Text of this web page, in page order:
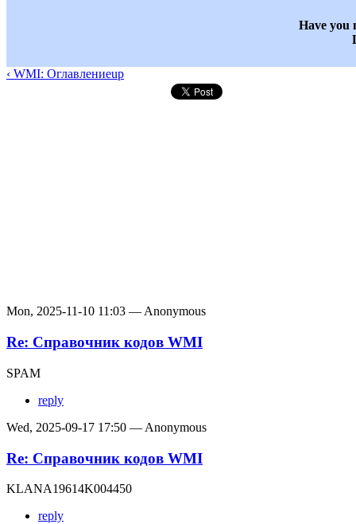
Have you
‹ WMI: Оглавлениеup
Mon, 2025-11-10 11:03 — Anonymous
Re: Справочник кодов WMI
SPAM
reply
Wed, 2025-09-17 17:50 — Anonymous
Re: Справочник кодов WMI
KLANA19614K004450
reply